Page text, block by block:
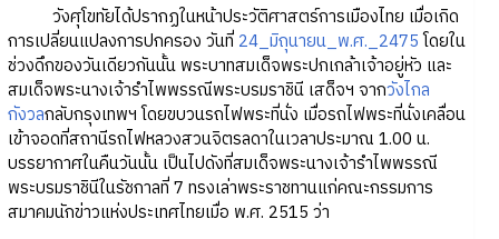
วังศุโขทัยได้ปรากฏในหน้าประวัติศาสตร์การเมืองไทย เมื่อเกิด
การเปลี่ยนแปลงการปกครอง วันที่ 24_มิถุนายน_พ.ศ._2475โดยใน
ช่วงดึกของวันเดียวกันนั้น พระบาทสมเด็จพระปกเกล้าเจ้าอยู่หัว และ
สมเด็จพระนางเจ้ารำไพพรรณีพระบรมราชินี เสด็จฯ จากวังไกล
กังวลกลับกรุงเทพฯ โดยขบวนรถไฟพระที่นั่ง เมื่อรถไฟพระที่นั่งเคลื่อน
เข้าจอดที่สถานีรถไฟหลวงสวนจิตรลดาในเวลาประมาณ 1.00 น.
บรรยากาศในคืนวันนั้น เป็นไปดังที่สมเด็จพระนางเจ้ารำไพพรรณี
พระบรมราชินีในรัชกาลที่ 7 ทรงเล่าพระราชทานแก่คณะกรรมการ
สมาคมนักข่าวแห่งประเทศไทยเมื่อ พ.ศ. 2515 ว่า